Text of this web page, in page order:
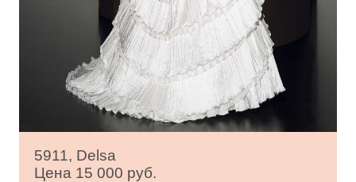
5911, Delsa
Цена 15 000 руб.